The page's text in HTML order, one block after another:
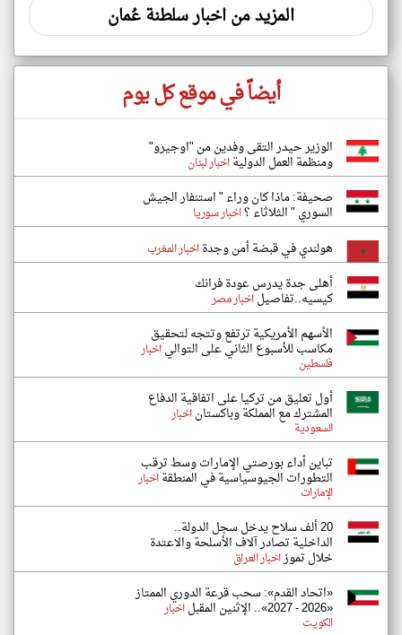
المزيد من اخبار سلطنة عُمان
أيضاً في موقع كل يوم
الوزير حيدر التقى وفدين من "اوجيرو"
ومنظمة العمل الدوليةاخبار لبنان
صحيفة: ماذا كان وراء " استنفار الجيش
السوري " الثلاثاء ؟اخبار سوريا
هولندي في قبضة أمن وجدةاخبار المغرب
أهلى جدة يدرس عودة فرانك
كيسيه..تفاصيلاخبار مصر
الأسهم الأمريكية ترتفع وتتجه لتحقيق
مكاسب للأسبوع الثاني على التوالياخبار
فلسطين
أول تعليق من تركيا على اتفاقية الدفاع
المشترك مع المملكة وباكستاناخبار
السعودية
تباين أداء بورصتي الإمارات وسط ترقب
التطورات الجيوسياسية في المنطقةاخبار
الإمارات
20 ألف سلاح يدخل سجل الدولة..
الداخلية تصادر آلاف الأسلحة والاعتدة
خلال تموزاخبار العراق
«اتحاد القدم»: سحب قرعة الدوري الممتاز
«2026 - 2027».. الإثنين المقبل اخبار
الكويت